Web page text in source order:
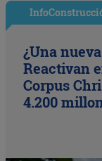
¿Una
Reactivan
Corpus
4.200